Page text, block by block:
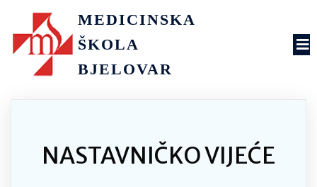
MEDICINSKA
ŠKOLA
BJELOVAR
NASTAVNIČKO VIJEĆE